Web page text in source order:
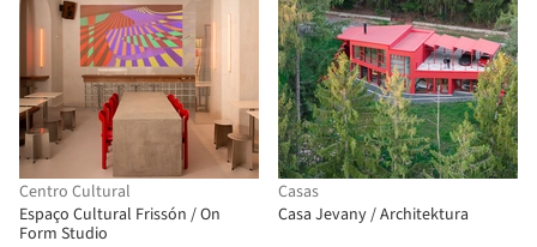
Centro Cultural
Espaço Cultural Frissón / On
Form Studio
Casas
Casa Jevany / Architektura